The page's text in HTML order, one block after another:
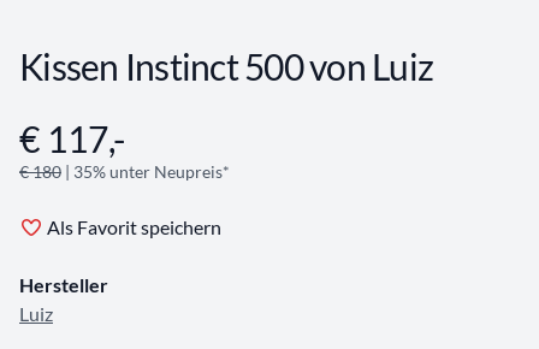
Kissen Instinct 500 von Luiz
Angebotsinformationen
€ 117,-
€ 180 | 35% unter Neupreis*
Als Favorit speichern
Hersteller
Luiz